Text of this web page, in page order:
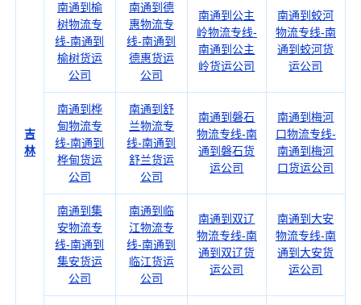
吉
林
南通到榆
树物流专
线-南通到
榆树货运
公司
南通到德
惠物流专
线-南通到
德惠货运
公司
南通到公主
岭物流专线-
南通到公主
岭货运公司
南通到蛟河
物流专线-南
通到蛟河货
运公司
南通到桦
甸物流专
线-南通到
桦甸货运
公司
南通到舒
兰物流专
线-南通到
舒兰货运
公司
南通到磐石
物流专线-南
通到磐石货
运公司
南通到梅河
口物流专线-
南通到梅河
口货运公司
南通到集
安物流专
线-南通到
集安货运
公司
南通到临
江物流专
线-南通到
临江货运
公司
南通到双辽
物流专线-南
通到双辽货
运公司
南通到大安
物流专线-南
通到大安货
运公司